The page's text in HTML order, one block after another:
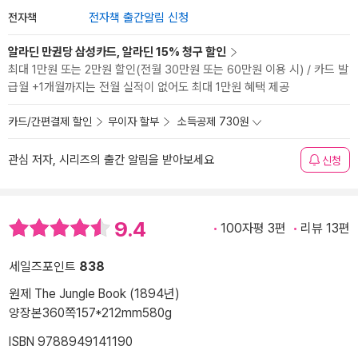
전자책 전자책 출간알림 신청
알라딘 만권당 삼성카드, 알라딘 15% 청구 할인
최대 1만원 또는 2만원 할인(전월 30만원 또는 60만원 이용 시) / 카드 발
급월 +1개월까지는 전월 실적이 없어도 최대 1만원 혜택 제공
카드/간편결제 할인 무이자 할부 소득공제 730원
관심 저자, 시리즈의 출간 알림을 받아보세요 신청
9.4 100자평 3편 리뷰 13편
세일즈포인트 838
원제 The Jungle Book (1894년)
양장본360쪽157*212mm580g
ISBN 9788949141190